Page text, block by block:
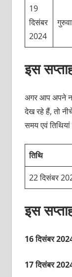
19
दिसंबर
2024
इस
अगर आप अपने
देख रहे हैं, तो
समय एवं
तिथि
22 दिसंबर
इस
16 दिसंबर
17 दिसंबर